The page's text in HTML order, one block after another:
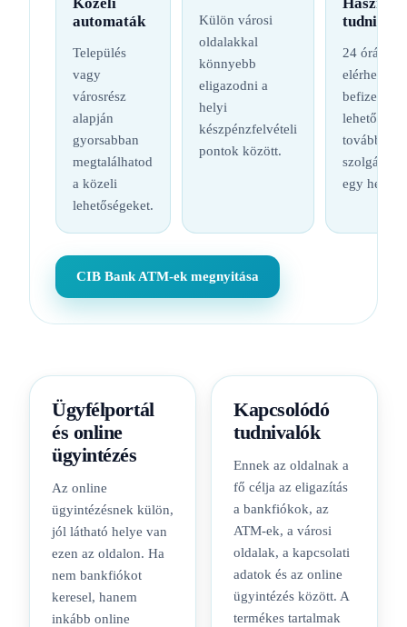
automaták
Település
vagy
városrész
alapján
gyorsabban
megtalálhatod
a közeli
lehetőségeket.
Külön városi
oldalakkal
könnyebb
eligazodni a
helyi
készpénzfelvételi
pontok között.
24 órás
befizetési
lehetőség
további
egy
CIB Bank ATM-ek megnyitása
Ügyfélportál
és online
ügyintézés
Az online
ügyintézésnek külön,
jól látható helye van
ezen az oldalon. Ha
nem bankfiókot
keresel, hanem
inkább online
Kapcsolódó
tudnivalók
Ennek az oldalnak a
fő célja az eligazítás
a bankfiókok, az
ATM-ek, a városi
oldalak, a kapcsolati
adatok és az online
ügyintézés között. A
termékes tartalmak